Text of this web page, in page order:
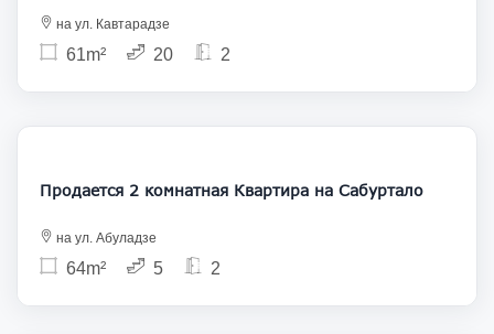
на ул. Кавтарадзе
61m² 20 2
110 000
Продается 2 комнатная Квартира на Сабуртало
на ул. Абуладзе
64m² 5 2